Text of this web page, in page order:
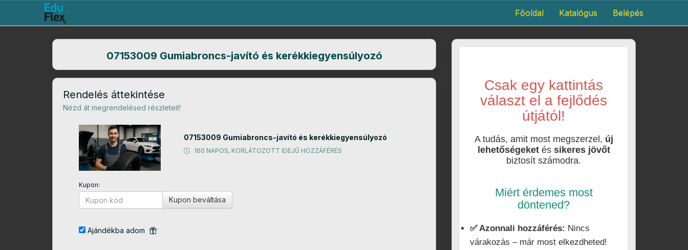
Főoldal Katalógus Belépés
07153009 Gumiabroncs-javító és kerékkiegyensúlyozó
Rendelés áttekintése
Nézd át megrendelésed részleteit!
07153009 Gumiabroncs-javító és kerékkiegyensúlyozó
160 NAPOS, KORLÁTOZOTT IDEJŰ HOZZÁFÉRÉS
Kupon:
Kupon beváltása
Ajándékba adom
Csak egy kattintás
választ el a fejlődés
útjától!
A tudás, amit most megszerzel, új
lehetőségeketés sikeres jövőt
biztosít számodra.
Miért érdemes most
döntened?
✅ Azonnali hozzáférés: Nincs
várakozás – már most elkezdheted!